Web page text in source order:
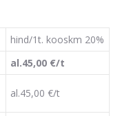
hind/1t. kooskm 20%
al.45,00 €/t
al.45,00 €/t